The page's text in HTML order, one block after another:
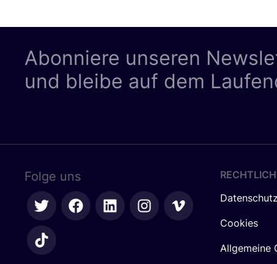
Abonniere unseren
und bleibe auf dem
Folge uns
Datenschutz
Cookies
Allgemeine